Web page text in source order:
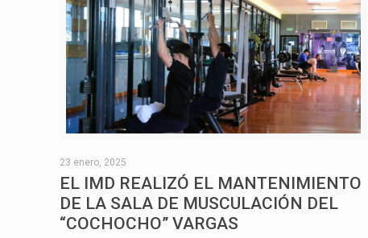
23 enero, 2025
EL IMD REALIZÓ EL MANTENIMIENTO
DE LA SALA DE MUSCULACIÓN DEL
“COCHOCHO” VARGAS